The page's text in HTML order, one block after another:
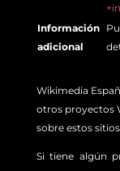
Información
adicional
Wikimedia
otros proyectos
sobre estos
Si tiene algún